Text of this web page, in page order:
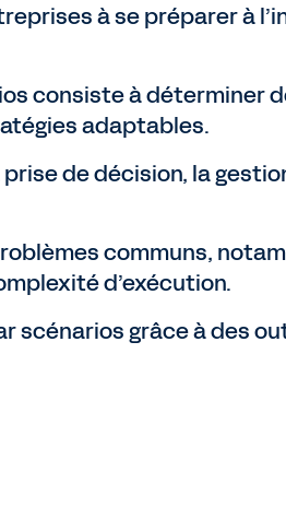
à se préparer à
consiste à déterminer
adaptables.
de décision, la
communs,
d’exécution.
scénarios grâce à des